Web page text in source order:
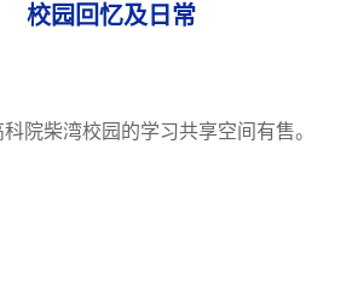
校园回忆及日常
院柴湾校园的学习共享空间有售。